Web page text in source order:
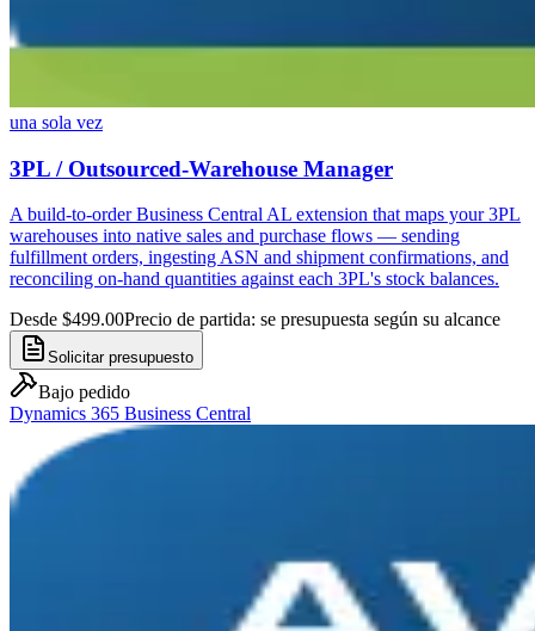
una sola vez
3PL / Outsourced-Warehouse Manager
A build-to-order Business Central AL extension that maps your 3PL
warehouses into native sales and purchase flows — sending
fulfillment orders, ingesting ASN and shipment confirmations, and
reconciling on-hand quantities against each 3PL's stock balances.
Desde $499.00Precio de partida: se presupuesta según su alcance
Solicitar presupuesto
Bajo pedido
Dynamics 365 Business Central